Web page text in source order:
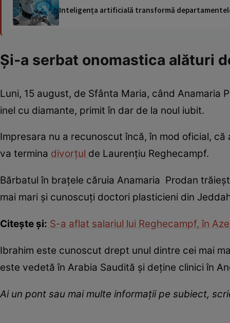
Inteligența artificială transformă
Și-a serbat onomastica alături
Luni, 15 august, de Sfânta Maria, când
inel cu diamante, primit în dar de la noul iubit.
Impresara nu a recunoscut încă, în mod oficial,
va termina divorțul de Laurențiu Reghecampf.
Bărbatul în brațele căruia Anamaria Prodan
mai mari și cunoscuți doctori plasticieni din
Citește și: S-a aflat salariul lui Reghecampf, în
Ibrahim este cunoscut drept unul dintre cei mai
este vedetă în Arabia Saudită și deține clinici în
Ai un pont sau mai multe informații pe subiect,